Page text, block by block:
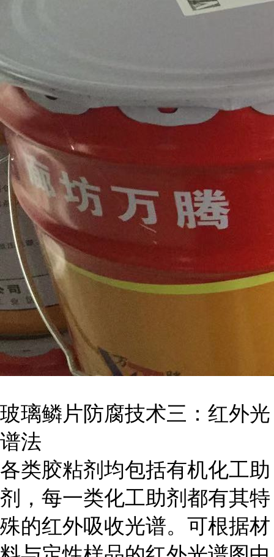
玻璃鳞片防腐技术三：红外光
谱法
各类胶粘剂均包括有机化工助
剂，每一类化工助剂都有其特
殊的红外吸收光谱。可根据材